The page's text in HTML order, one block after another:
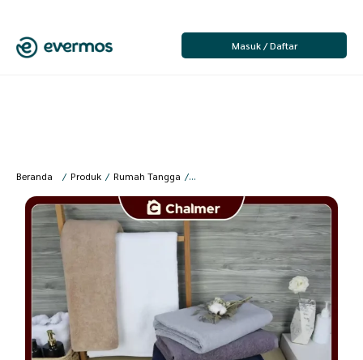
Masuk / Daftar
Beranda / Produk / Rumah Tangga / Kamar Mandi